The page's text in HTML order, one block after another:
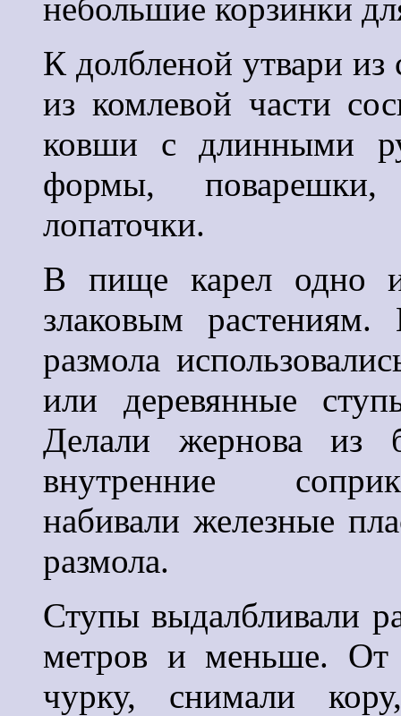
небольшие корзинки
К долбленой утвари из
из комлевой части
ковши с длинными
формы,
лопаточки.
В пище карел одно
злаковым
размола
или деревянные
Делали жернова из
внутренние
набивали железные
размола.
Ступы выдалбливали
метров и меньше. От
чурку, снимали